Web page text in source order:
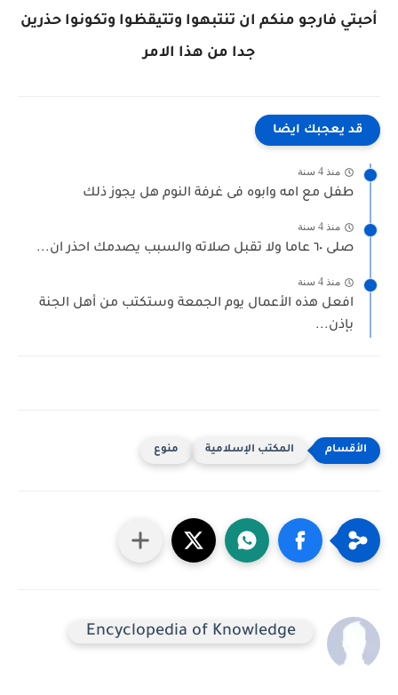
أحبتي فارجو منكم ان تنتبهوا وتتيقظوا وتكونوا حذرين
جدا من هذا الامر
قد يعجبك ايضا
منذ 4 سنة
طفل مع امه وابوه فى غرفة النوم هل يجوز ذلك
منذ 4 سنة
صلى ٦٠ عاما ولا تقبل صلاته والسبب يصدمك احذر ان...
منذ 4 سنة
افعل هذه الأعمال يوم الجمعة وستكتب من أهل الجنة
بإذن...
المكتب الإسلامية منوع
Encyclopedia of Knowledge